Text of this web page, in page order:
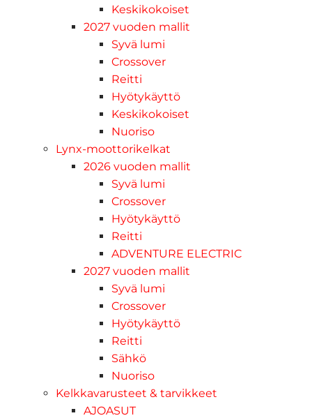
Keskikokoiset
2027 vuoden mallit
Syvä lumi
Crossover
Reitti
Hyötykäyttö
Keskikokoiset
Nuoriso
Lynx-moottorikelkat
2026 vuoden mallit
Syvä lumi
Crossover
Hyötykäyttö
Reitti
ADVENTURE ELECTRIC
2027 vuoden mallit
Syvä lumi
Crossover
Hyötykäyttö
Reitti
Sähkö
Nuoriso
Kelkkavarusteet & tarvikkeet
AJOASUT